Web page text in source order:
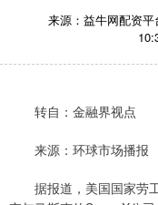
来源：益牛网配资平
转自：金融界视点
来源：环球市场播报
据报道，美国国家劳工